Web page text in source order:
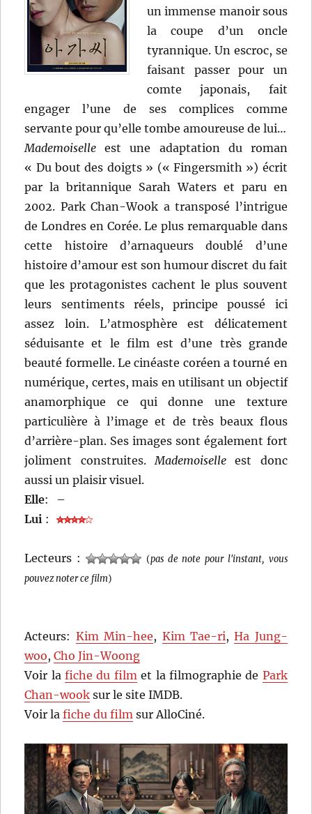
un immense manoir sous
la coupe d’un oncle
tyrannique. Un escroc, se
faisant passer pour un
comte japonais, fait
engager l’une de ses complices comme
servante pour qu’elle tombe amoureuse de lui…
Mademoiselle est une adaptation du roman
« Du bout des doigts » (« Fingersmith ») écrit
par la britannique Sarah Waters et paru en
2002. Park Chan-Wook a transposé l’intrigue
de Londres en Corée. Le plus remarquable dans
cette histoire d’arnaqueurs doublé d’une
histoire d’amour est son humour discret du fait
que les protagonistes cachent le plus souvent
leurs sentiments réels, principe poussé ici
assez loin. L’atmosphère est délicatement
séduisante et le film est d’une très grande
beauté formelle. Le cinéaste coréen a tourné en
numérique, certes, mais en utilisant un objectif
anamorphique ce qui donne une texture
particulière à l’image et de très beaux flous
d’arrière-plan. Ses images sont également fort
joliment construites. Mademoiselle est donc
aussi un plaisir visuel.
Elle:
–
Lui :
Lecteurs : (pas de note pour l'instant, vous
pouvez noter ce film)
Acteurs: Kim Min-hee, Kim Tae-ri,Ha Jung-
woo,Cho Jin-Woong
Voir lafiche du film et la filmographie de Park
Chan-wook sur le site IMDB.
Voir lafiche du film sur AlloCiné.